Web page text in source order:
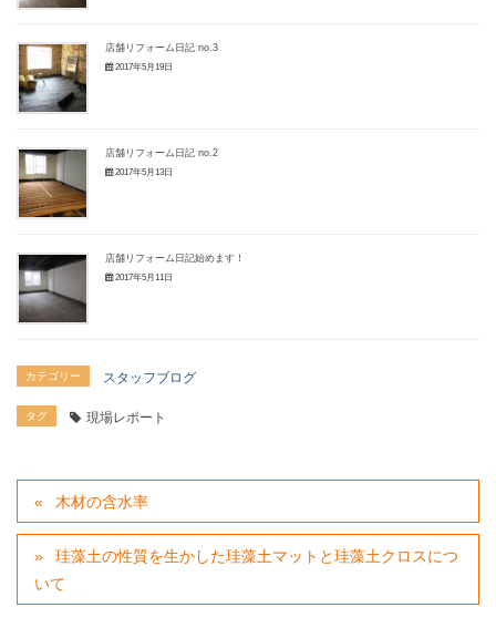
店舗リフォーム日記 no.3
2017年5月19日
店舗リフォーム日記 no.2
2017年5月13日
店舗リフォーム日記始めます！
2017年5月11日
カテゴリー スタッフブログ
タグ 現場レポート
木材の含水率
珪藻土の性質を生かした珪藻土マットと珪藻土クロスにつ
いて